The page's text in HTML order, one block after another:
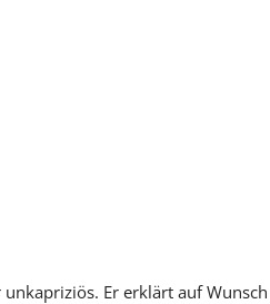
Er erklärt auf Wunsch